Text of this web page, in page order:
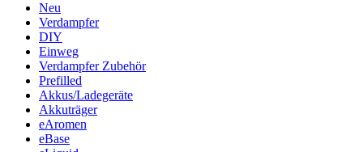
Neu
Verdampfer
DIY
Einweg
Verdampfer Zubehör
Prefilled
Akkus/Ladegeräte
Akkuträger
eAromen
eBase